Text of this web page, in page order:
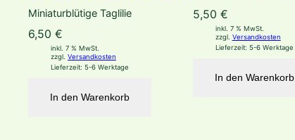
Miniaturblütige Taglilie
6,50 €
inkl. 7 % MwSt.
zzgl. Versandkosten
Lieferzeit: 5-6 Werktage
In den Warenkorb
5,50 €
inkl. 7 % MwSt.
zzgl. Versandkosten
Lieferzeit: 5-6 Werktage
In den Warenkorb